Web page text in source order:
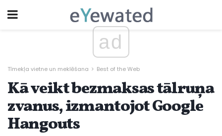
ad
Tīmekļa vietne un meklēšana Best of the Web
Kā veikt bezmaksas tālruņa
zvanus, izmantojot Google
Hangouts